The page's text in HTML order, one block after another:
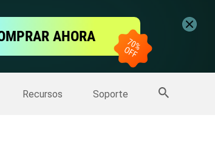
AHORA
Recursos Soporte
Más productos